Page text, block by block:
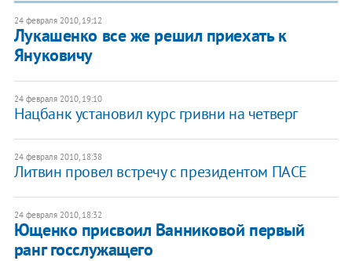
24 февраля 2010, 19:12
Лукашенко все же решил приехать к
Януковичу
24 февраля 2010, 19:10
Нацбанк установил курс гривни на четверг
24 февраля 2010, 18:38
Литвин провел встречу с президентом ПАСЕ
24 февраля 2010, 18:32
Ющенко присвоил Ванниковой первый
ранг госслужащего